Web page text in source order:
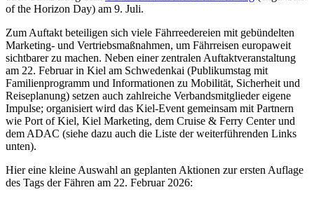
of the Horizon Day) am 9. Juli.
Zum Auftakt beteiligen sich viele Fährreedereien mit gebündelten
Marketing- und Vertriebsmaßnahmen, um Fährreisen europaweit
sichtbarer zu machen. Neben einer zentralen Auftaktveranstaltung
am 22. Februar in Kiel am Schwedenkai (Publikumstag mit
Familienprogramm und Informationen zu Mobilität, Sicherheit und
Reiseplanung) setzen auch zahlreiche Verbandsmitglieder eigene
Impulse; organisiert wird das Kiel-Event gemeinsam mit Partnern
wie Port of Kiel, Kiel Marketing, dem Cruise & Ferry Center und
dem ADAC (siehe dazu auch die Liste der weiterführenden Links
unten).
Hier eine kleine Auswahl an geplanten Aktionen zur ersten Auflage
des Tags der Fähren am 22. Februar 2026: